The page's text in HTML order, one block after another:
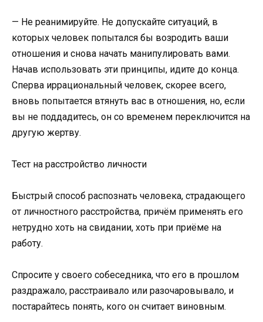
— Не реанимируйте. Не допускайте ситуаций, в
которых человек попытался бы возродить ваши
отношения и снова начать манипулировать вами.
Начав использовать эти принципы, идите до конца.
Сперва иррациональный человек, скорее всего,
вновь попытается втянуть вас в отношения, но, если
вы не поддадитесь, он со временем переключится на
другую жертву.
Тест на расстройство личности
Быстрый способ распознать человека, страдающего
от личностного расстройства, причём применять его
нетрудно хоть на свидании, хоть при приёме на
работу.
Спросите у своего собеседника, что его в прошлом
раздражало, расстраивало или разочаровывало, и
постарайтесь понять, кого он считает виновным.